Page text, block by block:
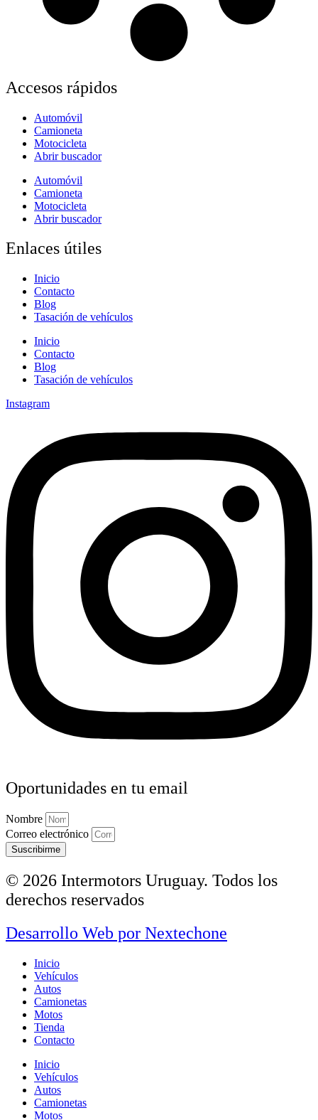
Accesos rápidos
Automóvil
Camioneta
Motocicleta
Abrir buscador
Automóvil
Camioneta
Motocicleta
Abrir buscador
Enlaces útiles
Inicio
Contacto
Blog
Tasación de vehículos
Inicio
Contacto
Blog
Tasación de vehículos
Instagram
Oportunidades en tu email
Nombre
Correo electrónico
Suscribirme
© 2026 Intermotors Uruguay. Todos los
derechos reservados
Desarrollo Web por Nextechone
Inicio
Vehículos
Autos
Camionetas
Motos
Tienda
Contacto
Inicio
Vehículos
Autos
Camionetas
Motos